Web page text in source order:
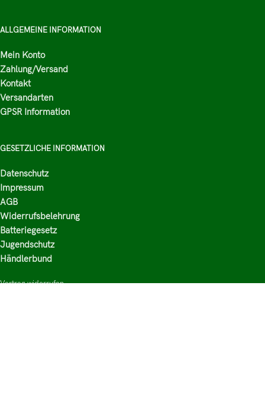
ALLGEMEINE INFORMATION
Mein Konto
Zahlung/Versand
Kontakt
Versandarten
GPSR Information
GESETZLICHE INFORMATION
Datenschutz
Impressum
AGB
Widerrufsbelehrung
Batteriegesetz
Jugendschutz
Händlerbund
Vertrag widerrufen